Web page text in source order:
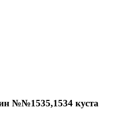
№№1535,1534 куста